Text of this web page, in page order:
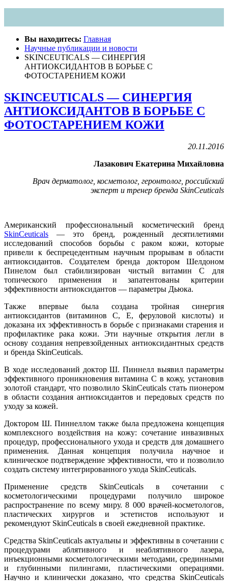
Вы находитесь: Главная
Научные публикации и новости
SKINCEUTICALS — СИНЕРГИЯ
АНТИОКСИДАНТОВ В БОРЬБЕ С
ФОТОСТАРЕНИЕМ КОЖИ
SKINCEUTICALS — СИНЕРГИЯ
АНТИОКСИДАНТОВ В БОРЬБЕ С
ФОТОСТАРЕНИЕМ КОЖИ
20.11.2016
Лазакович Екатерина Михайловна
Врач дерматолог, косметолог, геронтолог, российский
эксперт и тренер бренда SkinCeuticals
Американский профессиональный косметический бренд
SkinCeuticals — это бренд, рожденный десятилетиями
исследований способов борьбы с раком кожи, которые
привели к беспрецедентным научным прорывам в области
антиоксидантов. Создателем бренда доктором Шелдоном
Пинелом был стабилизирован чистый витамин С для
топического применения и запатентованы критерии
эффективности антиоксидантов — параметры Дьюка.
Также впервые была создана тройная синергия
антиоксидантов (витаминов С, E, феруловой кислоты) и
доказана их эффективность в борьбе с признаками старения и
профилактике рака кожи. Эти научные открытия легли в
основу создания непревзойденных антиоксидантных средств
и бренда SkinCeuticals.
В ходе исследований доктор Ш. Пиннелл выявил параметры
эффективного проникновения витамина С в кожу, установив
золотой стандарт, что позволило SkinCeuticals стать пионером
в области создания антиоксидантов и передовых средств по
уходу за кожей.
Доктором Ш. Пиннеллом также была предложена концепция
комплексного воздействия на кожу: сочетание инвазивных
процедур, профессионального ухода и средств для домашнего
применения. Данная концепция получила научное и
клиническое подтверждение эффективности, что и позволило
создать систему интегрированного ухода SkinCeuticals.
Применение средств SkinCeuticals в сочетании с
косметологическими процедурами получило широкое
распространение по всему миру. 8 000 врачей-косметологов,
пластических хирургов и эстетистов используют и
рекомендуют SkinCeuticals в своей ежедневной практике.
Средства SkinCeuticals актуальны и эффективны в сочетании с
процедурами аблятивного и неаблятивного лазера,
инъекционными косметологическими методами, срединными
и глубинными пилингами, пластическими операциями.
Научно и клинически доказано, что средства SkinCeuticals